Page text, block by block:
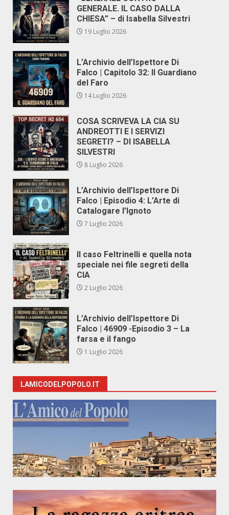
GENERALE. IL CASO DALLA
CHIESA” – di Isabella Silvestri
19 Luglio 2026
L’Archivio dell’Ispettore Di
Falco | Capitolo 32: Il Guardiano
del Faro
14 Luglio 2026
COSA SCRIVEVA LA CIA SU
ANDREOTTI E I SERVIZI
SEGRETI? – DI ISABELLA
SILVESTRI
8 Luglio 2026
L’Archivio dell’Ispettore Di
Falco | Episodio 4: L’Arte di
Catalogare l’Ignoto
7 Luglio 2026
Il caso Feltrinelli e quella nota
speciale nei file segreti della
CIA
2 Luglio 2026
L’Archivio dell’Ispettore Di
Falco | 46909 -Episodio 3 – La
farsa e il fango
1 Luglio 2026
LAMICODELPOPOLO.IT